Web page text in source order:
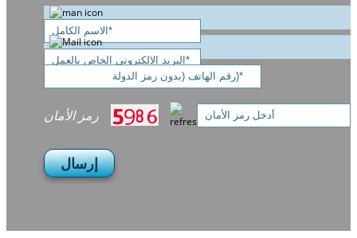
رمز الأمان
إرسال